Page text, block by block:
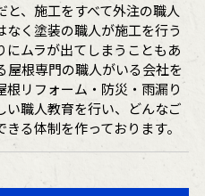
、施工をすべて外注の職人
く塗装の職人が施工を行う
にムラが出てしまうこともあ
屋根専門の職人がいる会社を
リフォーム・防災・雨漏り
い職人教育を行い、どんなご
る体制を作っております。